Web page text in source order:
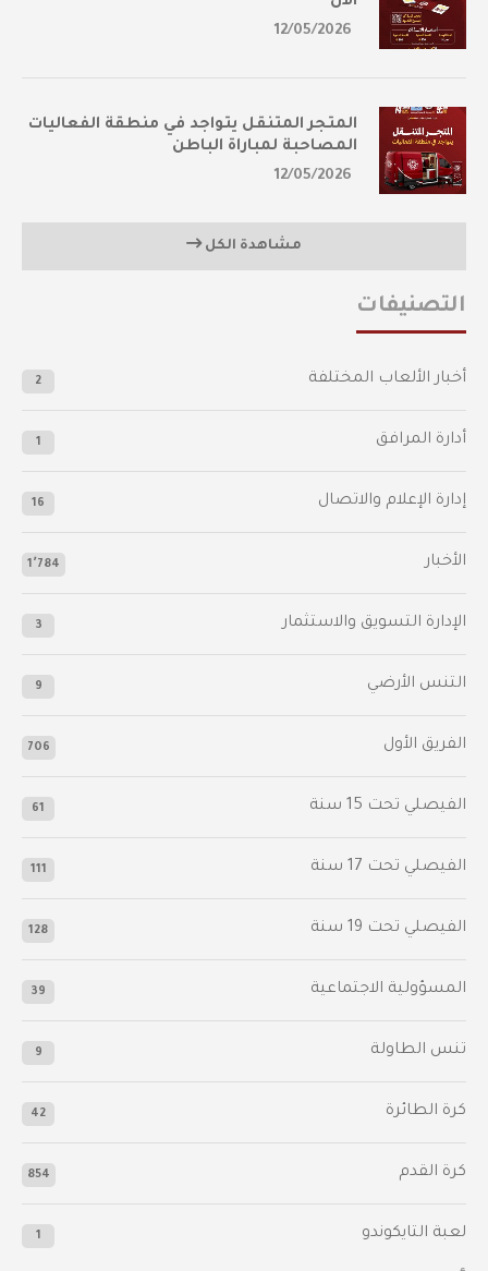
12/05/2026
المتجر المتنقل يتواجد في منطقة الفعاليات
المصاحبة لمباراة الباطن
12/05/2026
مشاهدة الكل
التصنيفات
أخبار الألعاب المختلفة 2
أدارة المرافق 1
إدارة الإعلام والاتصال 16
الأخبار 1٬784
الإدارة التسويق والاستثمار 3
التنس الأرضي 9
الفريق الأول 706
الفيصلي‬⁩ تحت 15 سنة 61
‫الفيصلي‬⁩ تحت 17 سنة 111
الفيصلي‬⁩ تحت 19 سنة 128
المسؤولية الاجتماعية 39
تنس الطاولة 9
كرة الطائرة 42
كرة القدم 854
لعبة التايكوندو 1